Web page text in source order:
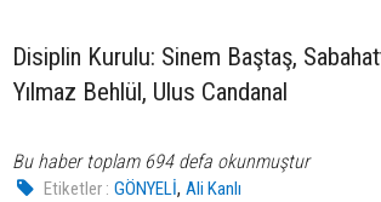
Disiplin Kurulu: Sinem Baştaş,
Yılmaz Behlül, Ulus Candanal
Bu haber toplam 694 defa okunmuştur
Etiketler : GÖNYELİ,Ali Kanlı